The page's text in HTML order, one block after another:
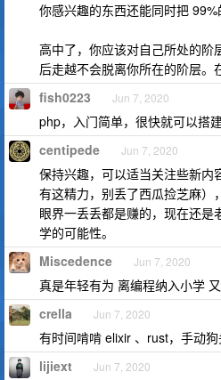
你感兴趣的东西还能同时把
高中了，你应该对自己所处的阶
后走越不会脱离你所在的阶层。
fish0223 Jun 7, 2020
php，入门简单，很快就可以搭
centipede Jun 7, 2020
保持兴趣，可以适当关注些新内
有这精力，别丢了西瓜捡芝麻）
眼界一丢丢都是赚的，现在还
学的可能性。
Miscedence Jun 7, 2020
真是年轻有为 离编程纳入小学
crella Jun 7, 2020
有时间啃啃 elixir 、rust，手动
lijiext Jun 7, 2020